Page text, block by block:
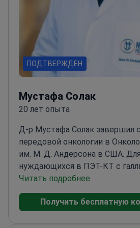
ПОДТВЕРЖДЕН
Мустафа Солак
20 лет опыта
Д-р Мустафа Солак завершил
передовой онкологии в
им. М. Д. Андерсона в США.
нуждающихся в ПЭТ-КТ с
проводит экспертную
стадирования сложных
нейроэндокринных опухолей.
Читать подробнее
Получить бесплатную